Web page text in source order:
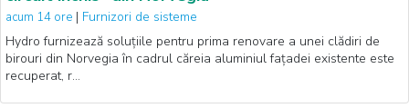
acum 14 ore | Furnizori de sisteme
Hydro furnizează soluțiile pentru prima renovare a unei clădiri de
birouri din Norvegia în cadrul căreia aluminiul fațadei existente este
recuperat, r…